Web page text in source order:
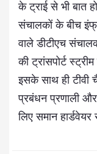
के ट्राई से भी बात
संचालकों के बीच
वाले डीटीएच
की ट्रांसपोर्ट
इसके साथ ही टीवी
प्रबंधन प्रणाली
लिए समान